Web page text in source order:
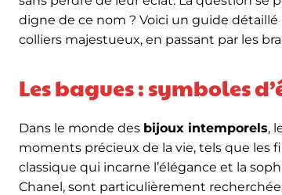
digne de ce nom ? Voici un guide détaillé
colliers majestueux, en passant par les
Les bagues : symboles
Dans le monde des bijoux intemporels,
moments précieux de la vie, tels que les
classique qui incarne l’élégance et la
Chanel, sont particulièrement